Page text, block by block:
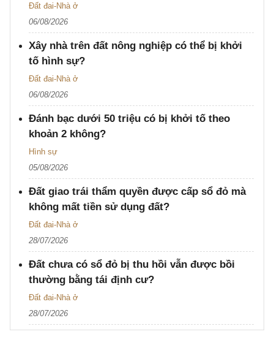
Đất đai-Nhà ở
06/08/2026
Xây nhà trên đất nông nghiệp có thể bị khởi
tố hình sự?
Đất đai-Nhà ở
06/08/2026
Đánh bạc dưới 50 triệu có bị khởi tố theo
khoản 2 không?
Hình sự
05/08/2026
Đất giao trái thẩm quyền được cấp sổ đỏ mà
không mất tiền sử dụng đất?
Đất đai-Nhà ở
28/07/2026
Đất chưa có sổ đỏ bị thu hồi vẫn được bồi
thường bằng tái định cư?
Đất đai-Nhà ở
28/07/2026